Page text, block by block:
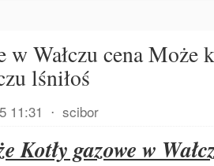
w Wałczu cena Może
lśniłoś
11:31 ⋅ scibor
Kotły gazowe w